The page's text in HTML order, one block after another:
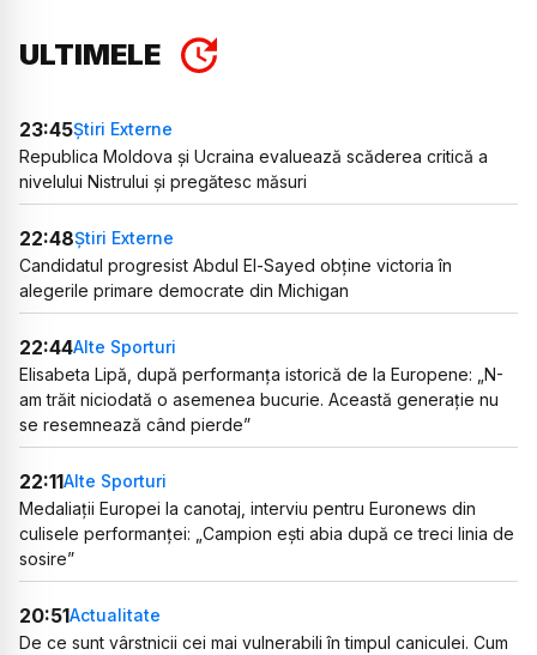
ULTIMELE
23:45Știri Externe
Republica Moldova și Ucraina evaluează scăderea critică a
nivelului Nistrului și pregătesc măsuri
22:48Știri Externe
Candidatul progresist Abdul El-Sayed obține victoria în
alegerile primare democrate din Michigan
22:44Alte Sporturi
Elisabeta Lipă, după performanța istorică de la Europene: „N-
am trăit niciodată o asemenea bucurie. Această generație nu
se resemnează când pierde”
22:11Alte Sporturi
Medaliații Europei la canotaj, interviu pentru Euronews din
culisele performanței: „Campion ești abia după ce treci linia de
sosire”
20:51Actualitate
De ce sunt vârstnicii cei mai vulnerabili în timpul caniculei. Cum